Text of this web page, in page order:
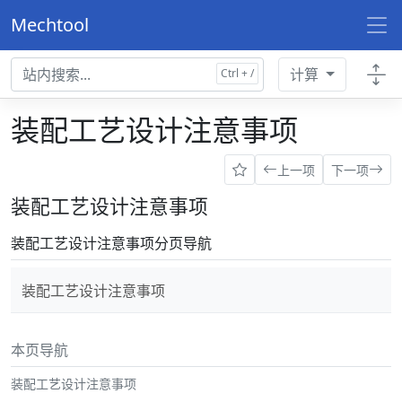
Mechtool
计算
装配工艺设计注意事项
上一项 下一项
装配工艺设计注意事项
装配工艺设计注意事项分页导航
装配工艺设计注意事项
本页导航
装配工艺设计注意事项